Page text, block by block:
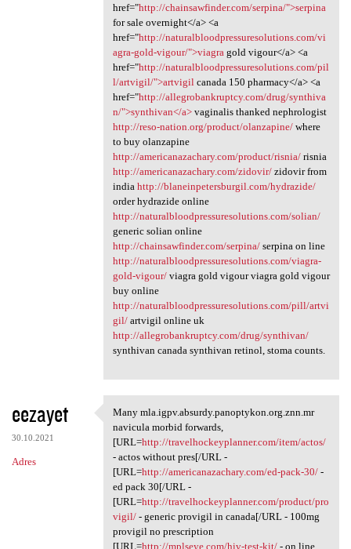
href="http://chainsawfinder.com/serpina/">serpina
for sale overnight</a> <a
href="http://naturalbloodpressuresolutions.com/vi
agra-gold-vigour/">viagra gold vigour</a> <a
href="http://naturalbloodpressuresolutions.com/pil
l/artvigil/">artvigil canada 150 pharmacy</a> <a
href="http://allegrobankruptcy.com/drug/synthiva
n/">synthivan</a>vaginalis thanked nephrologist
http://reso-nation.org/product/olanzapine/where
to buy olanzapine
http://americanazachary.com/product/risnia/risnia
http://americanazachary.com/zidovir/zidovir from
india http://blaneinpetersburgil.com/hydrazide/
order hydrazide online
http://naturalbloodpressuresolutions.com/solian/
generic solian online
http://chainsawfinder.com/serpina/serpina on line
http://naturalbloodpressuresolutions.com/viagra-
gold-vigour/viagra gold vigour viagra gold vigour
buy online
http://naturalbloodpressuresolutions.com/pill/artvi
gil/artvigil online uk
http://allegrobankruptcy.com/drug/synthivan/
synthivan canada synthivan retinol, stoma counts.
eezayet
30.10.2021
Adres
Many mla.igpv.absurdy
Many mla.igpv.absurdy.panoptykon.org.znn.mr
navicula morbid forwards,
[URL=http://travelhockeyplanner.com/item/actos/
- actos without pres[/URL -
[URL=http://americanazachary.com/ed-pack-30/-
ed pack 30[/URL -
[URL=http://travelhockeyplanner.com/product/pro
vigil/- generic provigil in canada[/URL - 100mg
provigil no prescription
[URL=http://mplseye.com/hiv-test-kit/- on line